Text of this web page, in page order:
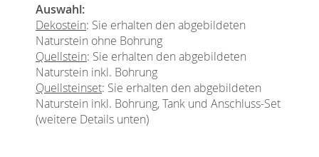
Auswahl:
Dekostein: Sie erhalten den abgebildeten
Naturstein ohne Bohrung
Quellstein: Sie erhalten den abgebildeten
Naturstein inkl. Bohrung
Quellsteinset: Sie erhalten den abgebildeten
Naturstein inkl. Bohrung, Tank und Anschluss-Set
(weitere Details unten)